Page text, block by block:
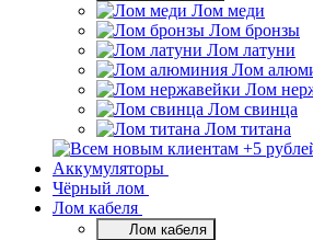
Лом меди
Лом бронзы
Лом латуни
Лом
Лом
Лом свинца
Лом титана
Аккумуляторы
Чёрный лом
Лом кабеля
Лом кабеля